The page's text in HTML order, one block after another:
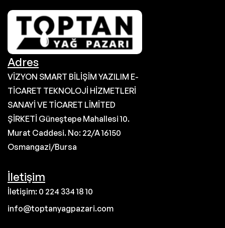
Adres
VİZYON SMART BİLİŞİM YAZILIM E-
TİCARET TEKNOLOJİ HİZMETLERİ
SANAYİ VE TİCARET LİMİTED
ŞİRKETİ Güneştepe Mahallesi 10.
Murat Caddesi. No: 22/A 16150
Osmangazi/Bursa
İletişim
İletişim: 0 224 334 18 10
info@toptanyagpazari.com